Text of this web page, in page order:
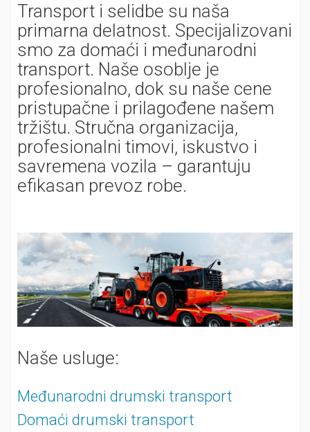
Transport i selidbe su naša
primarna delatnost. Specijalizovani
smo za domaći i međunarodni
transport. Naše osoblje je
profesionalno, dok su naše cene
pristupačne i prilagođene našem
tržištu. Stručna organizacija,
profesionalni timovi, iskustvo i
savremena vozila – garantuju
efikasan prevoz robe.
Naše usluge:
Međunarodni drumski transport
Domaći drumski transport